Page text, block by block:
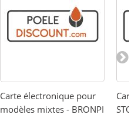
Carte électronique pour
modèles mixtes - BRONPI